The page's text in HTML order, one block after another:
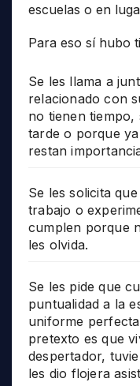
escuelas o en
Para eso sí hubo
Se les llama a
relacionado con
no tienen tiempo,
tarde o porque
restan
Se les solicita
trabajo o
cumplen porque
les olvida.
Se les pide que
puntualidad a la
uniforme
pretexto es que
despertador,
les dio flojera